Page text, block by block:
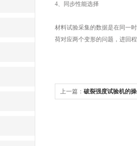
4、同步性能选择
材料试验采集的数据是在同一
荷对应两个变形的问题，进回
上一篇： 破裂强度试验机的